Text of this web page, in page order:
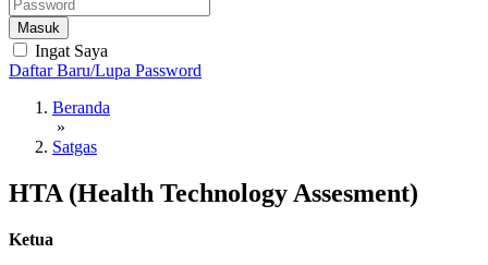
Masuk
Ingat Saya
Daftar Baru/Lupa Password
Beranda
»
Satgas
HTA (Health Technology Assesment)
Ketua